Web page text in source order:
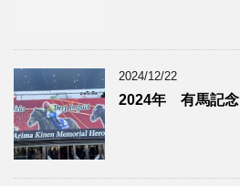
2024/12/22
2024年 有馬記念